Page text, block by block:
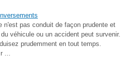
pas conduit de façon prudente et
véhicule ou un accident peut survenir.
prudemment en tout temps.
...